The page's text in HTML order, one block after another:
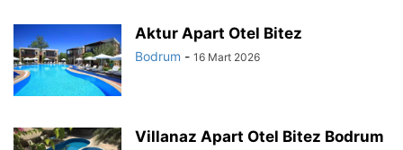
Aktur Apart Otel Bitez
Bodrum - 16 Mart 2026
Villanaz Apart Otel Bitez Bodrum